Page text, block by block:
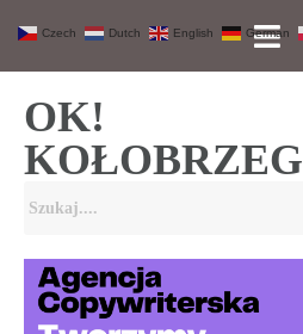
OK!
KOŁOBRZEG
Czech Dutch English German